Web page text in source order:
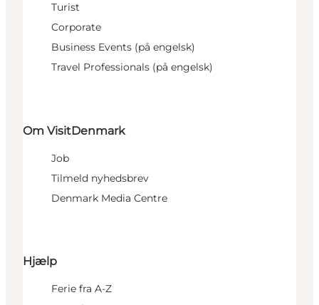
Turist
Corporate
Business Events (på engelsk)
Travel Professionals (på engelsk)
Om VisitDenmark
Job
Tilmeld nyhedsbrev
Denmark Media Centre
Hjælp
Ferie fra A-Z